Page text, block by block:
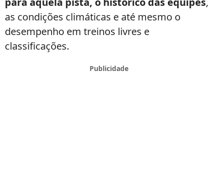
as condições climáticas e até mesmo o
desempenho em treinos livres e
classificações.